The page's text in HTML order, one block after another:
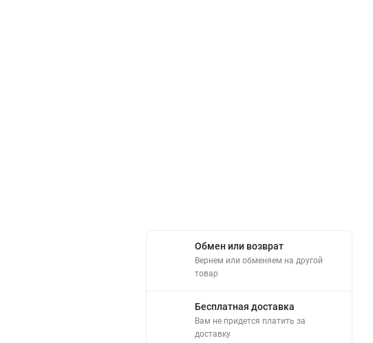
Обмен или возврат
Вернем или обменяем на другой
товар
Бесплатная доставка
Вам не придется платить за
доставку